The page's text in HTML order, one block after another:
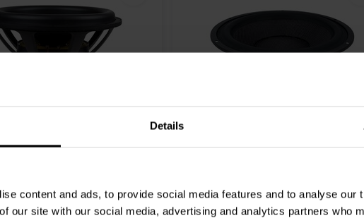
Details
content and ads, to provide social media features and to analyse our
our site with our social media, advertising and analytics partners who
Ω
Signature SS15-22
4 klantbeoordelingen
MorelMW1258 Tieftöner
1 klantbeoordelingen